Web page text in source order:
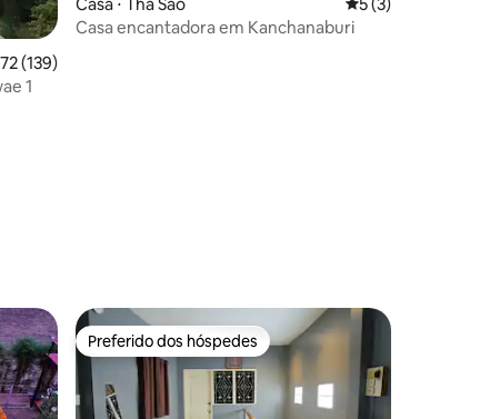
de uma avaliação média de 5, 139 avaliações
(139)
1
Casa encantadora em Kanchanaburi
Preferido dos hóspedes
Preferido dos hóspedes